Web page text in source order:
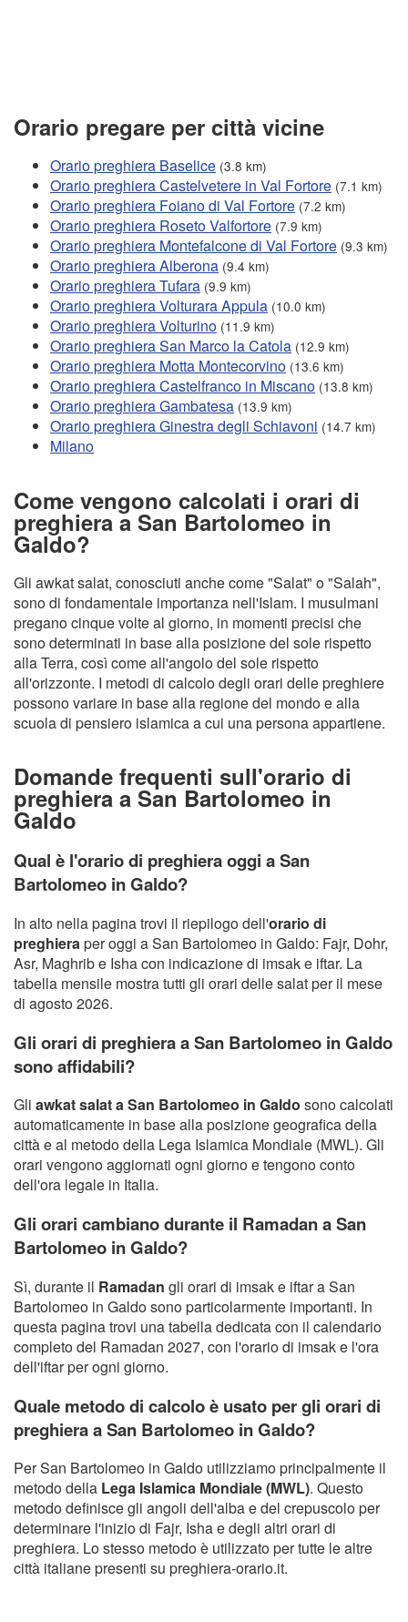
Orario pregare per città vicine
Orario preghiera Baselice (3.8 km)
Orario preghiera Castelvetere in Val Fortore (7.1 km)
Orario preghiera Foiano di Val Fortore (7.2 km)
Orario preghiera Roseto Valfortore (7.9 km)
Orario preghiera Montefalcone di Val Fortore (9.3 km)
Orario preghiera Alberona (9.4 km)
Orario preghiera Tufara (9.9 km)
Orario preghiera Volturara Appula (10.0 km)
Orario preghiera Volturino (11.9 km)
Orario preghiera San Marco la Catola (12.9 km)
Orario preghiera Motta Montecorvino (13.6 km)
Orario preghiera Castelfranco in Miscano (13.8 km)
Orario preghiera Gambatesa (13.9 km)
Orario preghiera Ginestra degli Schiavoni (14.7 km)
Milano
Come vengono calcolati i orari di
preghiera a San Bartolomeo in
Galdo?
Gli awkat salat, conosciuti anche come "Salat" o "Salah",
sono di fondamentale importanza nell'Islam. I musulmani
pregano cinque volte al giorno, in momenti precisi che
sono determinati in base alla posizione del sole rispetto
alla Terra, così come all'angolo del sole rispetto
all'orizzonte. I metodi di calcolo degli orari delle preghiere
possono variare in base alla regione del mondo e alla
scuola di pensiero islamica a cui una persona appartiene.
Domande frequenti sull'orario di
preghiera a San Bartolomeo in
Galdo
Qual è l'orario di preghiera oggi a San
Bartolomeo in Galdo?
In alto nella pagina trovi il riepilogo dell'orario di
preghieraper oggi a San Bartolomeo in Galdo: Fajr, Dohr,
Asr, Maghrib e Isha con indicazione di imsak e iftar. La
tabella mensile mostra tutti gli orari delle salat per il mese
di agosto 2026.
Gli orari di preghiera a San Bartolomeo in Galdo
sono affidabili?
Gli awkat salat a San Bartolomeo in Galdo sono calcolati
automaticamente in base alla posizione geografica della
città e al metodo della Lega Islamica Mondiale (MWL). Gli
orari vengono aggiornati ogni giorno e tengono conto
dell'ora legale in Italia.
Gli orari cambiano durante il Ramadan a San
Bartolomeo in Galdo?
Sì, durante il Ramadan gli orari di imsak e iftar a San
Bartolomeo in Galdo sono particolarmente importanti. In
questa pagina trovi una tabella dedicata con il calendario
completo del Ramadan 2027, con l'orario di imsak e l'ora
dell'iftar per ogni giorno.
Quale metodo di calcolo è usato per gli orari di
preghiera a San Bartolomeo in Galdo?
Per San Bartolomeo in Galdo utilizziamo principalmente il
metodo della Lega Islamica Mondiale (MWL). Questo
metodo definisce gli angoli dell'alba e del crepuscolo per
determinare l'inizio di Fajr, Isha e degli altri orari di
preghiera. Lo stesso metodo è utilizzato per tutte le altre
città italiane presenti su preghiera-orario.it.